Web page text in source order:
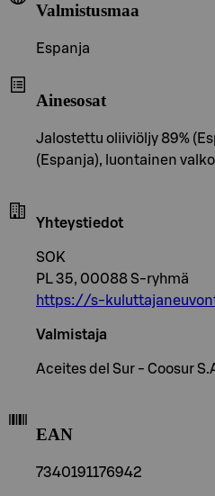
Valmistusmaa
Espanja
Ainesosat
Jalostettu oliiviöljy 89%
(Espanja), luontainen
Yhteystiedot
SOK
PL 35, 00088 S-ryhmä
https://s-
Valmistaja
Aceites del Sur - Coosur
EAN
7340191176942